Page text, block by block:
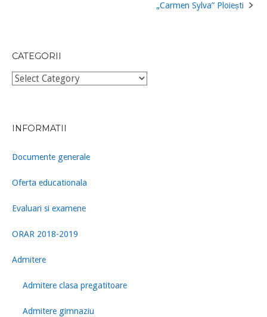
„Carmen Sylva” Ploiești
CATEGORII
Categorii
INFORMATII
Documente generale
Oferta educationala
Evaluari si examene
ORAR 2018-2019
Admitere
Admitere clasa pregatitoare
Admitere gimnaziu